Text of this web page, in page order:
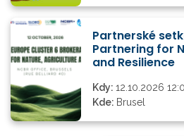
Partnerské
Partnering for
and Resilience
Kdy: 12.10.2026
Kde: Brusel